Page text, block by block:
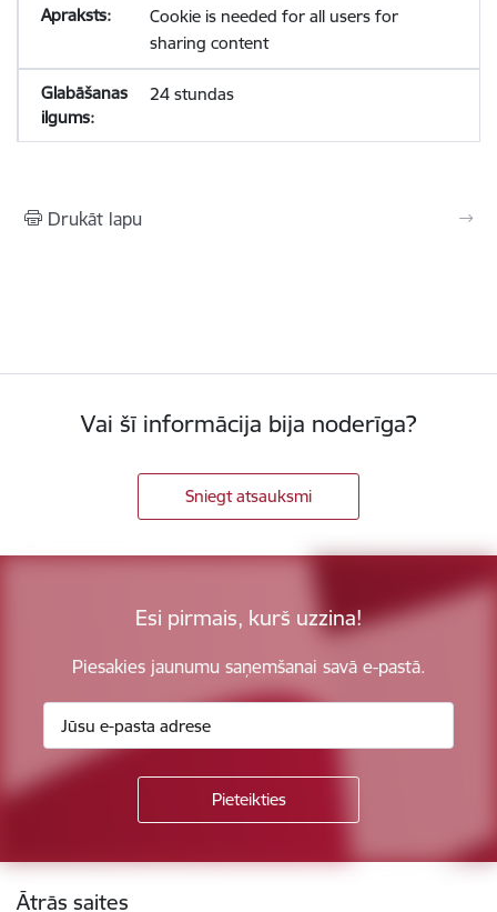
Cookie is needed for all users for
sharing content
24 stundas
Drukāt lapu
Vai šī informācija bija noderīga?
Sniegt atsauksmi
Esi pirmais, kurš uzzina!
Piesakies jaunumu saņemšanai savā e-pastā.
Kājene
Ātrās saites